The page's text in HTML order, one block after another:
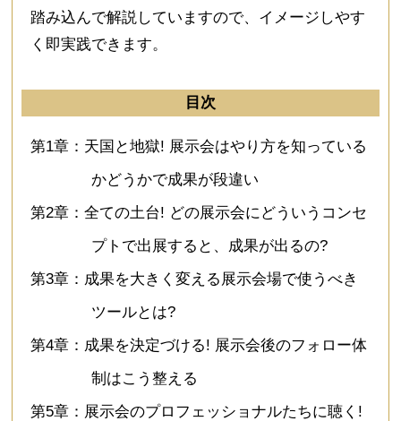
踏み込んで解説していますので、イメージしやす
く即実践できます。
目次
第1章：天国と地獄! 展示会はやり方を知っている
かどうかで成果が段違い
第2章：全ての土台! どの展示会にどういうコンセ
プトで出展すると、成果が出るの?
第3章：成果を大きく変える展示会場で使うべき
ツールとは?
第4章：成果を決定づける! 展示会後のフォロー体
制はこう整える
第5章：展示会のプロフェッショナルたちに聴く!